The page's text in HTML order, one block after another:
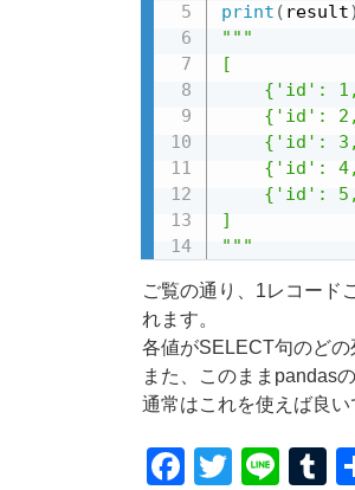
print ( result)
"""
[
{'id':
{'id':
{'id':
{'id':
{'id':
]
"""
ご覧の通り、1レコード
れます。
各値がSELECT句のどの
また、このままpandas
通常はこれを使えば良い
F
T
Li
T